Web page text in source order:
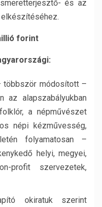
és az
forint
módosított –
az alapszabályukban
a népművészet
népi kézművesség,
folyamatosan –
helyi, megyei,
profit szervezetek,
okiratuk szerint